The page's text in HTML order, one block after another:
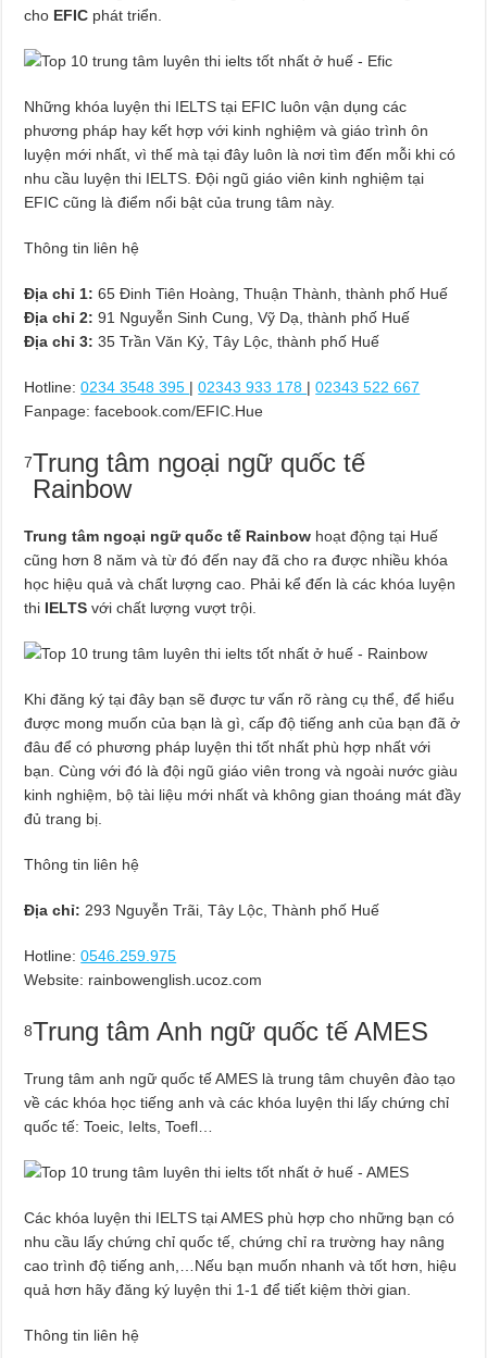
cho EFIC phát triển.
Những khóa luyện thi IELTS tại EFIC luôn vận dụng các
phương pháp hay kết hợp với kinh nghiệm và giáo trình ôn
luyện mới nhất, vì thế mà tại đây luôn là nơi tìm đến mỗi khi có
nhu cầu luyện thi IELTS. Đội ngũ giáo viên kinh nghiệm tại
EFIC cũng là điểm nổi bật của trung tâm này.
Thông tin liên hệ
Địa chỉ 1: 65 Đinh Tiên Hoàng, Thuận Thành, thành phố Huế
Địa chỉ 2: 91 Nguyễn Sinh Cung, Vỹ Dạ, thành phố Huế
Địa chỉ 3: 35 Trần Văn Kỷ, Tây Lộc, thành phố Huế
Hotline: 0234 3548 395 |02343 933 178 |02343 522 667
Fanpage: facebook.com/EFIC.Hue
7Trung tâm ngoại ngữ quốc tế
Rainbow
Trung tâm ngoại ngữ quốc tế Rainbow hoạt động tại Huế
cũng hơn 8 năm và từ đó đến nay đã cho ra được nhiều khóa
học hiệu quả và chất lượng cao. Phải kể đến là các khóa luyện
thi IELTS với chất lượng vượt trội.
Khi đăng ký tại đây bạn sẽ được tư vấn rõ ràng cụ thể, để hiểu
được mong muốn của bạn là gì, cấp độ tiếng anh của bạn đã ở
đâu để có phương pháp luyện thi tốt nhất phù hợp nhất với
bạn. Cùng với đó là đội ngũ giáo viên trong và ngoài nước giàu
kinh nghiệm, bộ tài liệu mới nhất và không gian thoáng mát đầy
đủ trang bị.
Thông tin liên hệ
Địa chỉ: 293 Nguyễn Trãi, Tây Lộc, Thành phố Huế
Hotline: 0546.259.975
Website: rainbowenglish.ucoz.com
8Trung tâm Anh ngữ quốc tế AMES
Trung tâm anh ngữ quốc tế AMES là trung tâm chuyên đào tạo
về các khóa học tiếng anh và các khóa luyện thi lấy chứng chỉ
quốc tế: Toeic, Ielts, Toefl…
Các khóa luyện thi IELTS tại AMES phù hợp cho những bạn có
nhu cầu lấy chứng chỉ quốc tế, chứng chỉ ra trường hay nâng
cao trình độ tiếng anh,…Nếu bạn muốn nhanh và tốt hơn, hiệu
quả hơn hãy đăng ký luyện thi 1-1 để tiết kiệm thời gian.
Thông tin liên hệ